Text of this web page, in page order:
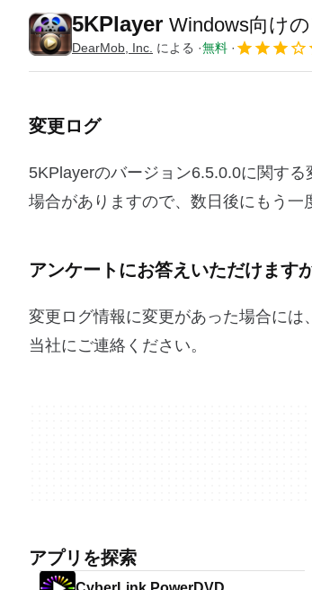
5KPlayer Windows向け
DearMob, Inc. による 無料
変更ログ
5KPlayerのバージョン6.5.0.0に関す
場合がありますので、数日後にもう一
アンケートにお答えいただけます
変更ログ情報に変更があった場合には
当社にご連絡ください。
アプリを探索